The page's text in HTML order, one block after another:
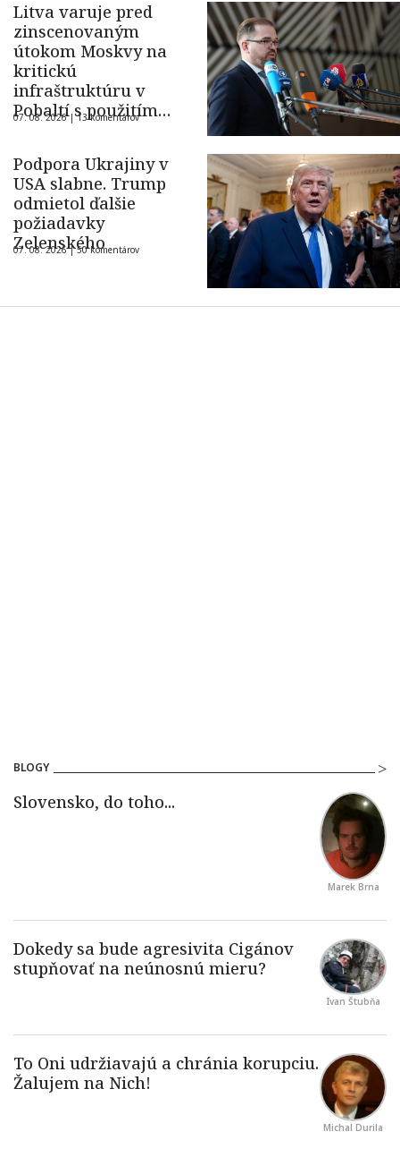
Litva varuje pred
zinscenovaným
útokom Moskvy na
kritickú
infraštruktúru v
Pobaltí s použitím
ukrajinského dronu
07. 08. 2026 |13 komentárov
Podpora Ukrajiny v
USA slabne. Trump
odmietol ďalšie
požiadavky
Zelenského
07. 08. 2026 |50 komentárov
BLOGY
Marek Brna
Ivan Štubňa
Michal Durila